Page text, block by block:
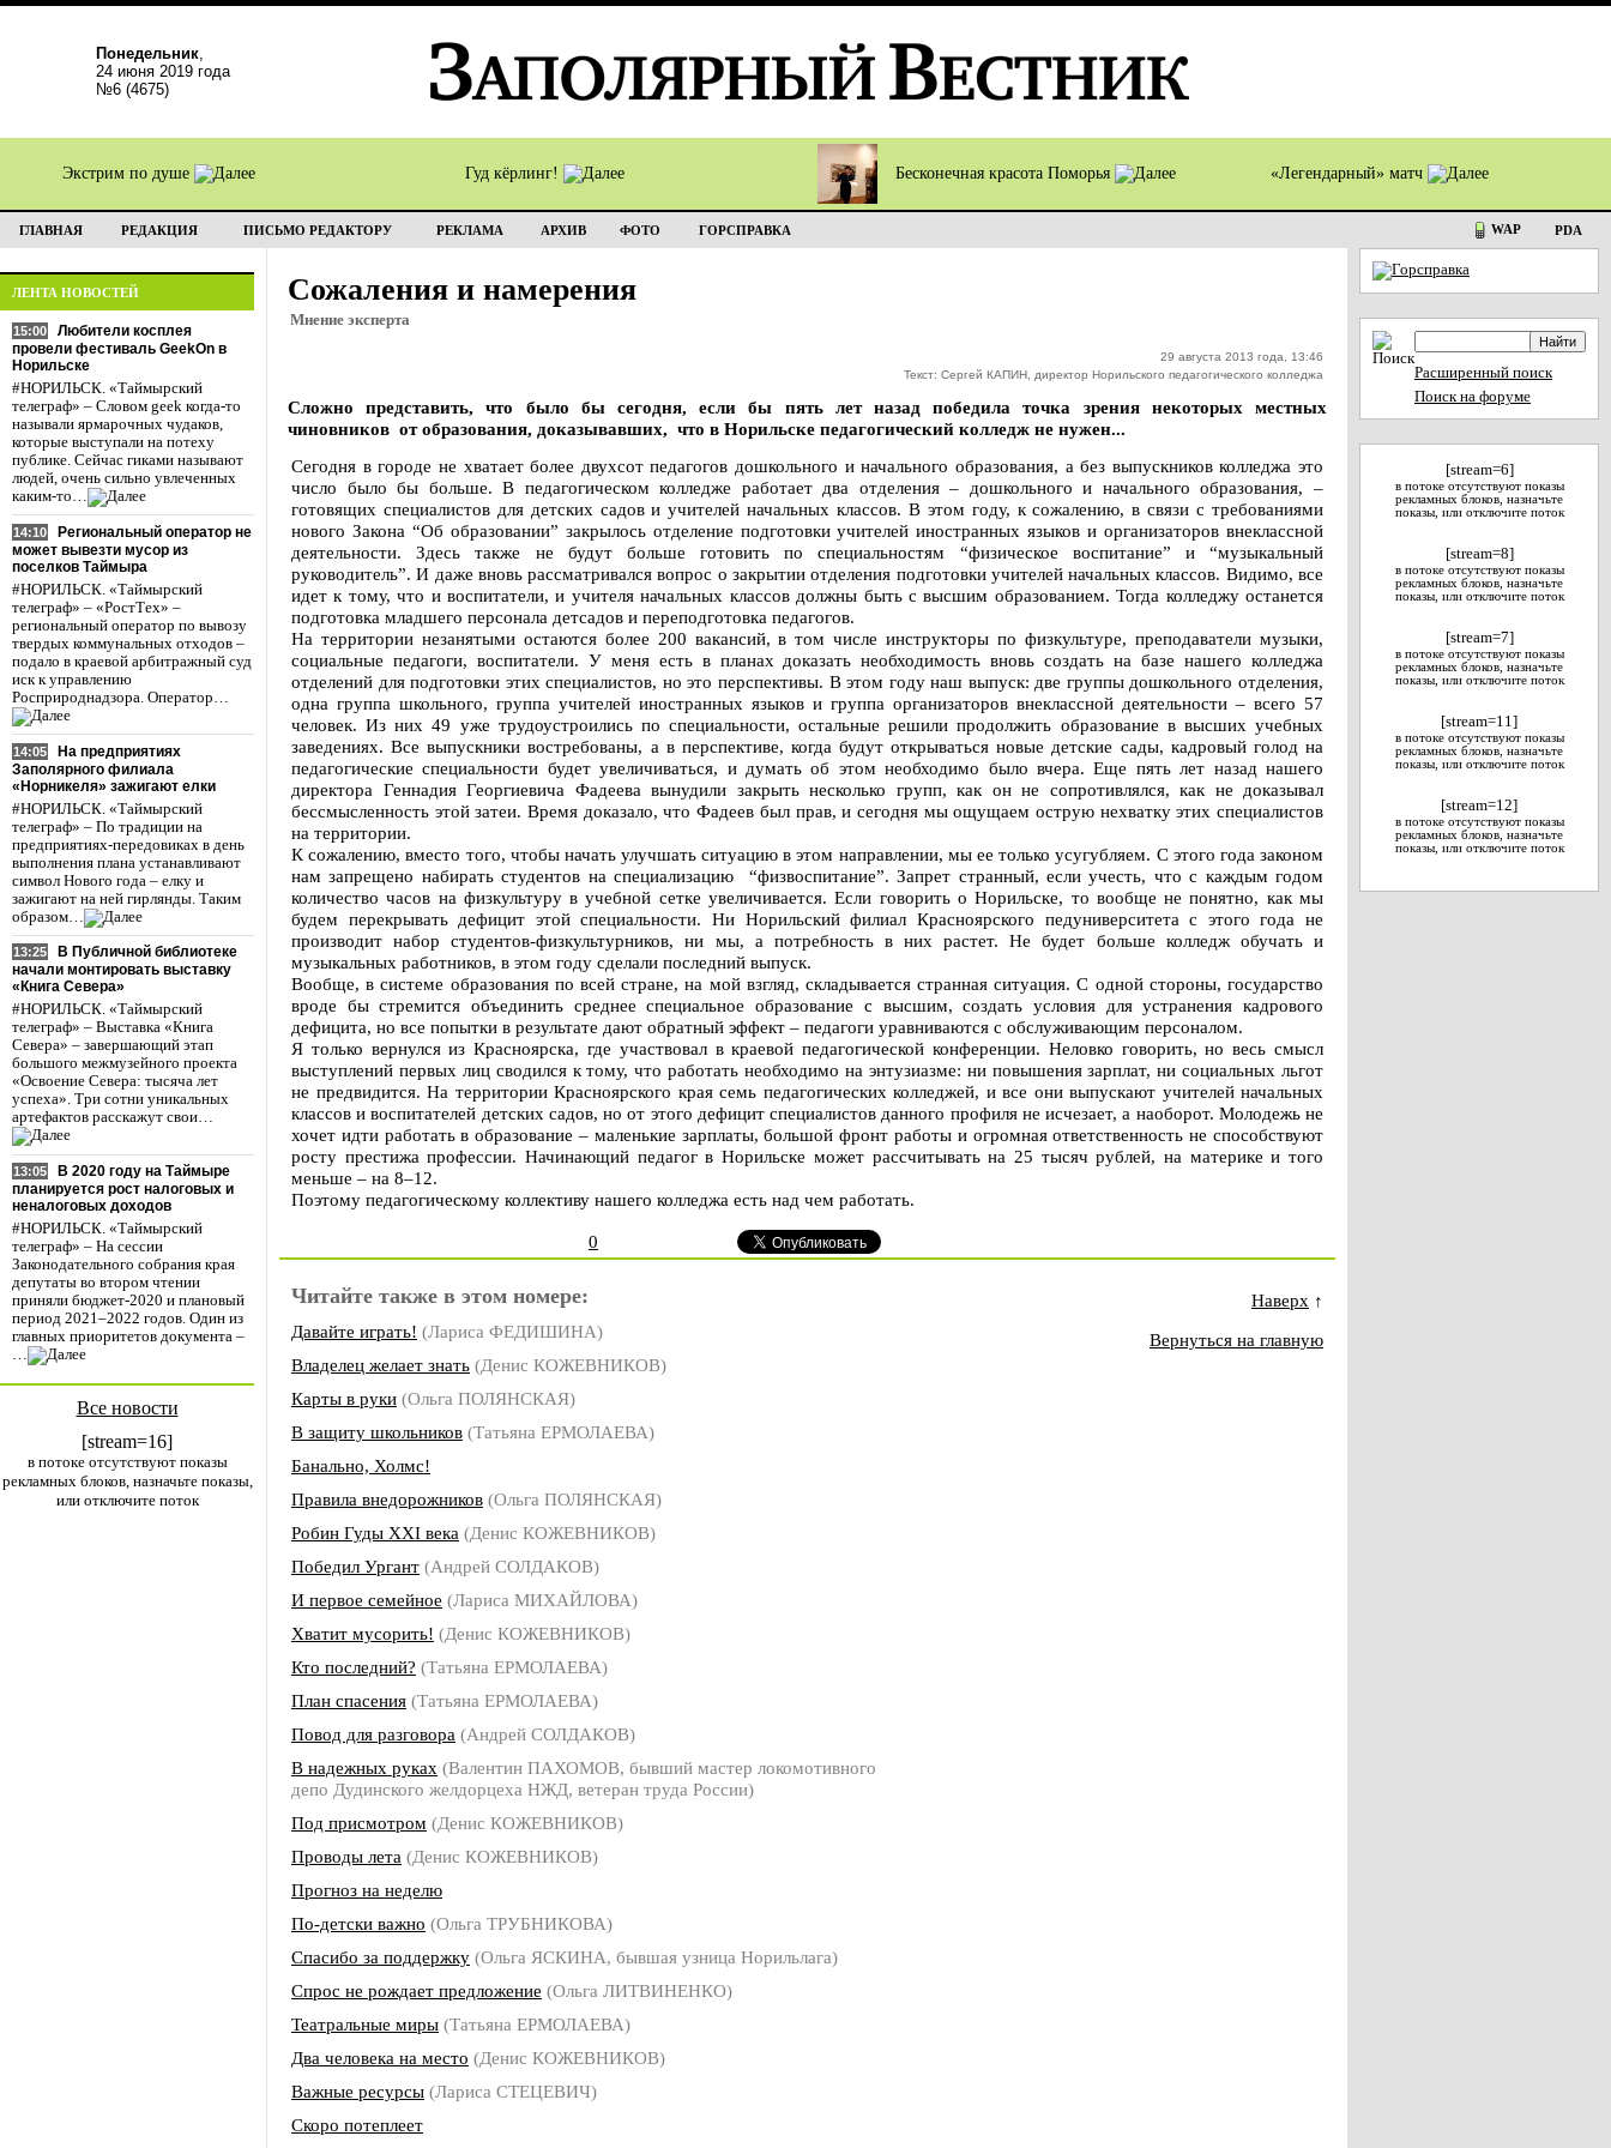
Понедельник,
24 июня 2019 года
№6 (4675)
Экстрим по душе Гуд кёрлинг! Бесконечная красота Поморья «Легендарный» матч
ГЛАВНАЯ РЕДАКЦИЯ ПИСЬМО РЕДАКТОРУ РЕКЛАМА АРХИВ ФОТО ГОРСПРАВКА WAP PDA
ЛЕНТА НОВОСТЕЙ
15:00
Любители косплея
провели фестиваль GeekOn в
Норильске
#НОРИЛЬСК. «Таймырский
телеграф» – Словом geek когда-то
называли ярмарочных чудаков,
которые выступали на потеху
публике. Сейчас гиками называют
людей, очень сильно увлеченных
каким-то…
14:10
Региональный оператор не
может вывезти мусор из
поселков Таймыра
#НОРИЛЬСК. «Таймырский
телеграф» – «РостТех» –
региональный оператор по вывозу
твердых коммунальных отходов –
подало в краевой арбитражный суд
иск к управлению
Росприроднадзора. Оператор…
14:05
На предприятиях
Заполярного филиала
«Норникеля» зажигают елки
#НОРИЛЬСК. «Таймырский
телеграф» – По традиции на
предприятиях-передовиках в день
выполнения плана устанавливают
символ Нового года – елку и
зажигают на ней гирлянды. Таким
образом…
13:25
В Публичной библиотеке
начали монтировать выставку
«Книга Севера»
#НОРИЛЬСК. «Таймырский
телеграф» – Выставка «Книга
Севера» – завершающий этап
большого межмузейного проекта
«Освоение Севера: тысяча лет
успеха». Три сотни уникальных
артефактов расскажут свои…
13:05
В 2020 году на Таймыре
планируется рост налоговых и
неналоговых доходов
#НОРИЛЬСК. «Таймырский
телеграф» – На сессии
Законодательного собрания края
депутаты во втором чтении
приняли бюджет-2020 и плановый
период 2021–2022 годов. Один из
главных приоритетов документа –
…
Все новости
[stream=16]
в потоке отсутствуют показы
рекламных блоков, назначьте показы,
или отключите поток
Сожаления и намерения
Мнение эксперта
29 августа 2013 года, 13:46
Текст: Сергей КАПИН, директор Норильского педагогического колледжа
Сложно представить, что было бы сегодня, если бы пять лет назад победила точка зрения некоторых местных
чиновников от образования, доказывавших, что в Норильске педагогический колледж не нужен...
Сегодня в городе не хватает более двухсот педагогов дошкольного и начального образования, а без выпускников колледжа это
число было бы больше. В педагогическом колледже работает два отделения – дошкольного и начального образования, –
готовящих специалистов для детских садов и учителей начальных классов. В этом году, к сожалению, в связи с требованиями
нового Закона “Об образовании” закрылось отделение подготовки учителей иностранных языков и организаторов внеклассной
деятельности. Здесь также не будут больше готовить по специальностям “физическое воспитание” и “музыкальный
руководитель”. И даже вновь рассматривался вопрос о закрытии отделения подготовки учителей начальных классов. Видимо, все
идет к тому, что и воспитатели, и учителя начальных классов должны быть с высшим образованием. Тогда колледжу останется
подготовка младшего персонала детсадов и переподготовка педагогов.
На территории незанятыми остаются более 200 вакансий, в том числе инструкторы по физкультуре, преподаватели музыки,
социальные педагоги, воспитатели. У меня есть в планах доказать необходимость вновь создать на базе нашего колледжа
отделений для подготовки этих специалистов, но это перспективы. В этом году наш выпуск: две группы дошкольного отделения,
одна группа школьного, группа учителей иностранных языков и группа организаторов внеклассной деятельности – всего 57
человек. Из них 49 уже трудоустроились по специальности, остальные решили продолжить образование в высших учебных
заведениях. Все выпускники востребованы, а в перспективе, когда будут открываться новые детские сады, кадровый голод на
педагогические специальности будет увеличиваться, и думать об этом необходимо было вчера. Еще пять лет назад нашего
директора Геннадия Георгиевича Фадеева вынудили закрыть несколько групп, как он не сопротивлялся, как не доказывал
бессмысленность этой затеи. Время доказало, что Фадеев был прав, и сегодня мы ощущаем острую нехватку этих специалистов
на территории.
К сожалению, вместо того, чтобы начать улучшать ситуацию в этом направлении, мы ее только усугубляем. С этого года законом
нам запрещено набирать студентов на специализацию “физвоспитание”. Запрет странный, если учесть, что с каждым годом
количество часов на физкультуру в учебной сетке увеличивается. Если говорить о Норильске, то вообще не понятно, как мы
будем перекрывать дефицит этой специальности. Ни Норильский филиал Красноярского педуниверситета с этого года не
производит набор студентов-физкультурников, ни мы, а потребность в них растет. Не будет больше колледж обучать и
музыкальных работников, в этом году сделали последний выпуск.
Вообще, в системе образования по всей стране, на мой взгляд, складывается странная ситуация. С одной стороны, государство
вроде бы стремится объединить среднее специальное образование с высшим, создать условия для устранения кадрового
дефицита, но все попытки в результате дают обратный эффект – педагоги уравниваются с обслуживающим персоналом.
Я только вернулся из Красноярска, где участвовал в краевой педагогической конференции. Неловко говорить, но весь смысл
выступлений первых лиц сводился к тому, что работать необходимо на энтузиазме: ни повышения зарплат, ни социальных льгот
не предвидится. На территории Красноярского края семь педагогических колледжей, и все они выпускают учителей начальных
классов и воспитателей детских садов, но от этого дефицит специалистов данного профиля не исчезает, а наоборот. Молодежь не
хочет идти работать в образование – маленькие зарплаты, большой фронт работы и огромная ответственность не способствуют
росту престижа профессии. Начинающий педагог в Норильске может рассчитывать на 25 тысяч рублей, на материке и того
меньше – на 8–12.
Поэтому педагогическому коллективу нашего колледжа есть над чем работать.
0
Читайте также в этом номере:
Давайте играть! (Лариса ФЕДИШИНА)
Владелец желает знать (Денис КОЖЕВНИКОВ)
Карты в руки (Ольга ПОЛЯНСКАЯ)
В защиту школьников (Татьяна ЕРМОЛАЕВА)
Банально, Холмс!
Правила внедорожников (Ольга ПОЛЯНСКАЯ)
Робин Гуды ХХI века (Денис КОЖЕВНИКОВ)
Победил Ургант (Андрей СОЛДАКОВ)
И первое семейное (Лариса МИХАЙЛОВА)
Хватит мусорить! (Денис КОЖЕВНИКОВ)
Кто последний? (Татьяна ЕРМОЛАЕВА)
План спасения (Татьяна ЕРМОЛАЕВА)
Повод для разговора (Андрей СОЛДАКОВ)
В надежных руках (Валентин ПАХОМОВ, бывший мастер локомотивного
депо Дудинского желдорцеха НЖД, ветеран труда России)
Под присмотром (Денис КОЖЕВНИКОВ)
Проводы лета (Денис КОЖЕВНИКОВ)
Прогноз на неделю
По-детски важно (Ольга ТРУБНИКОВА)
Спасибо за поддержку (Ольга ЯСКИНА, бывшая узница Норильлага)
Спрос не рождает предложение (Ольга ЛИТВИНЕНКО)
Театральные миры (Татьяна ЕРМОЛАЕВА)
Два человека на место (Денис КОЖЕВНИКОВ)
Важные ресурсы (Лариса СТЕЦЕВИЧ)
Скоро потеплеет
Наверх ↑
Вернуться на главную
Расширенный поиск
Поиск на форуме
[stream=6]
в потоке отсутствуют показы
рекламных блоков, назначьте
показы, или отключите поток
[stream=8]
в потоке отсутствуют показы
рекламных блоков, назначьте
показы, или отключите поток
[stream=7]
в потоке отсутствуют показы
рекламных блоков, назначьте
показы, или отключите поток
[stream=11]
в потоке отсутствуют показы
рекламных блоков, назначьте
показы, или отключите поток
[stream=12]
в потоке отсутствуют показы
рекламных блоков, назначьте
показы, или отключите поток